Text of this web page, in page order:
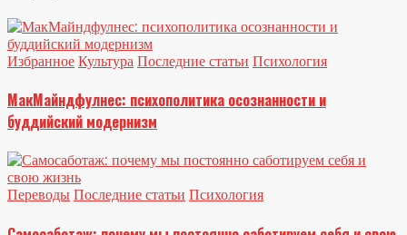
Избранное Культура Последние статьи Психология
МакМайндфулнес: психополитика осознанности и
буддийский модернизм
Переводы Последние статьи Психология